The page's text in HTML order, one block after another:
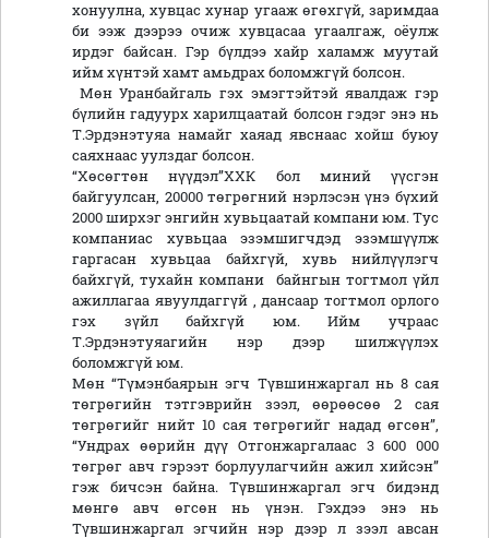
хонуулна, хувцас хунар угааж өгөхгүй, заримдаа
би ээж дээрээ очиж хувцасаа угаалгаж, оёулж
ирдэг байсан. Гэр бүлдээ хайр халамж муутай
ийм хүнтэй хамт амьдрах боломжгүй болсон.
Мөн Уранбайгаль гэх эмэгтэйтэй явалдаж гэр
бүлийн гадуурх харилцаатай болсон гэдэг энэ нь
Т.Эрдэнэтуяа намайг хаяад явснаас хойш буюу
саяхнаас уулздаг болсон.
“Хөсөгтөн нүүдэл”ХХК бол миний үүсгэн
байгуулсан, 20000 төгрөгний нэрлэсэн үнэ бүхий
2000 ширхэг энгийн хувьцаатай компани юм. Тус
компаниас хувьцаа эзэмшигчдэд эзэмшүүлж
гаргасан хувьцаа байхгүй, хувь нийлүүлэгч
байхгүй, тухайн компани байнгын тогтмол үйл
ажиллагаа явуулдаггүй , дансаар тогтмол орлого
гэх зүйл байхгүй юм. Ийм учраас
Т.Эрдэнэтуяагийн нэр дээр шилжүүлэх
боломжгүй юм.
Мөн “Түмэнбаярын эгч Түвшинжаргал нь 8 сая
төгрөгийн тэтгэврийн зээл, өөрөөсөө 2 сая
төгрөгийг нийт 10 сая төгрөгийг надад өгсөн”,
“Ундрах өөрийн дүү Отгонжаргалаас 3 600 000
төгрөг авч гэрээт борлуулагчийн ажил хийсэн”
гэж бичсэн байна. Түвшинжаргал эгч бидэнд
мөнгө авч өгсөн нь үнэн. Гэхдээ энэ нь
Түвшинжаргал эгчийн нэр дээр л зээл авсан